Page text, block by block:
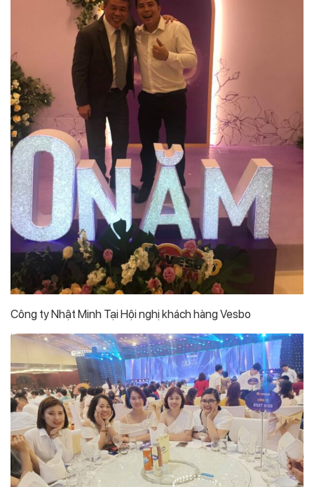
Công ty Nhật Minh Tại Hội nghị khách hàng Vesbo